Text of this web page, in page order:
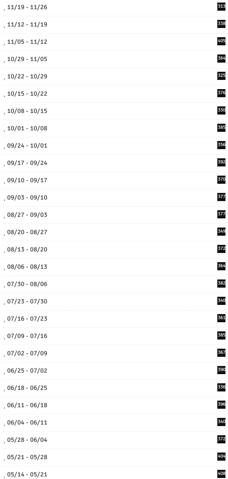
11/19 - 11/26 313
11/12 - 11/19 338
11/05 - 11/12 405
10/29 - 11/05 364
10/22 - 10/29 325
10/15 - 10/22 376
10/08 - 10/15 330
10/01 - 10/08 385
09/24 - 10/01 356
09/17 - 09/24 392
09/10 - 09/17 370
09/03 - 09/10 377
08/27 - 09/03 377
08/20 - 08/27 349
08/13 - 08/20 372
08/06 - 08/13 364
07/30 - 08/06 382
07/23 - 07/30 340
07/16 - 07/23 361
07/09 - 07/16 385
07/02 - 07/09 367
06/25 - 07/02 390
06/18 - 06/25 336
06/11 - 06/18 396
06/04 - 06/11 340
05/28 - 06/04 372
05/21 - 05/28 404
05/14 - 05/21 408